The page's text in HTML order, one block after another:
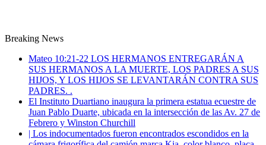
Breaking News
Mateo 10:21-22 LOS HERMANOS ENTREGARÁN A
SUS HERMANOS A LA MUERTE, LOS PADRES A SUS
HIJOS, Y LOS HIJOS SE LEVANTARÁN CONTRA SUS
PADRES. .
El Instituto Duartiano inaugura la primera estatua ecuestre de
Juan Pablo Duarte, ubicada en la intersección de las Av. 27 de
Febrero y Winston Churchill
| Los indocumentados fueron encontrados escondidos en la